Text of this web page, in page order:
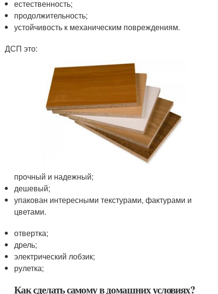
естественность;
продолжительность;
устойчивость к механическим повреждениям.
ДСП это:
прочный и надежный;
дешевый;
упакован интересными текстурами, фактурами и
цветами.
отвертка;
дрель;
электрический лобзик;
рулетка;
Как сделать самому в домашних условиях?